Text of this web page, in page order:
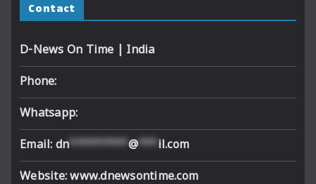
Contact
D-News On Time | India
Phone:
Whatsapp:
Email: dn*********@***il.com
Website: www.dnewsontime.com